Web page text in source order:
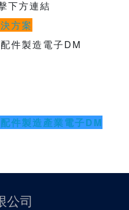
下方連結
方案
件製造電子DM
件製造產業電子DM
公司